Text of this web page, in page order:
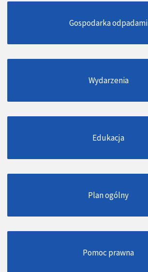
Gospodarka odpadami
Wydarzenia
Edukacja
Plan ogólny
Pomoc prawna